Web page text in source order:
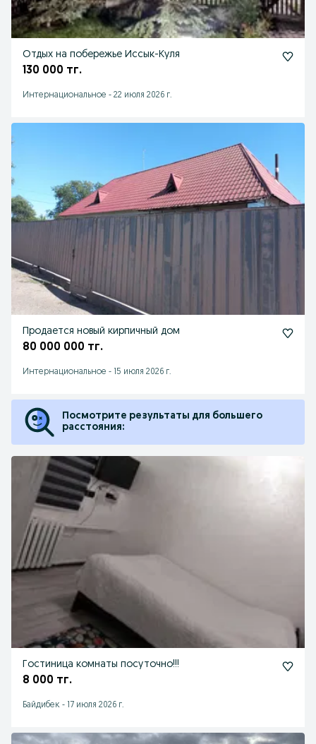
Отдых на побережье Иссык-Куля
130 000 тг.
Интернациональное - 22 июля 2026 г.
Продается новый кирпичный дом
80 000 000 тг.
Интернациональное - 15 июля 2026 г.
Посмотрите результаты для большего
расстояния:
Гостиница комнаты посуточно!!!
8 000 тг.
Байдибек - 17 июля 2026 г.